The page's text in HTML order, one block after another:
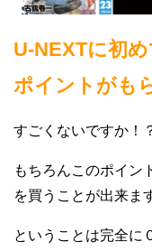
U-NEXTに初
ポイントがも
すごくないですか！
もちろんこのポイン
を買うことが出来ま
ということは完全に